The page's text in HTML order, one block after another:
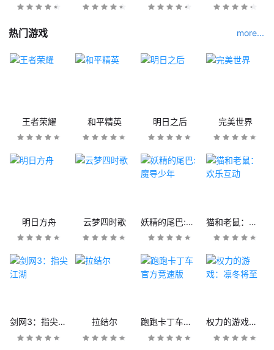
热门游戏 more...
王者荣耀 和平精英 明日之后 完美世界
明日方舟 云梦四时歌 妖精的尾巴:魔导少年 猫和老鼠：欢乐互动
剑网3：指尖江湖 拉结尔 跑跑卡丁车官方竞速版 权力的游戏：凛冬将至